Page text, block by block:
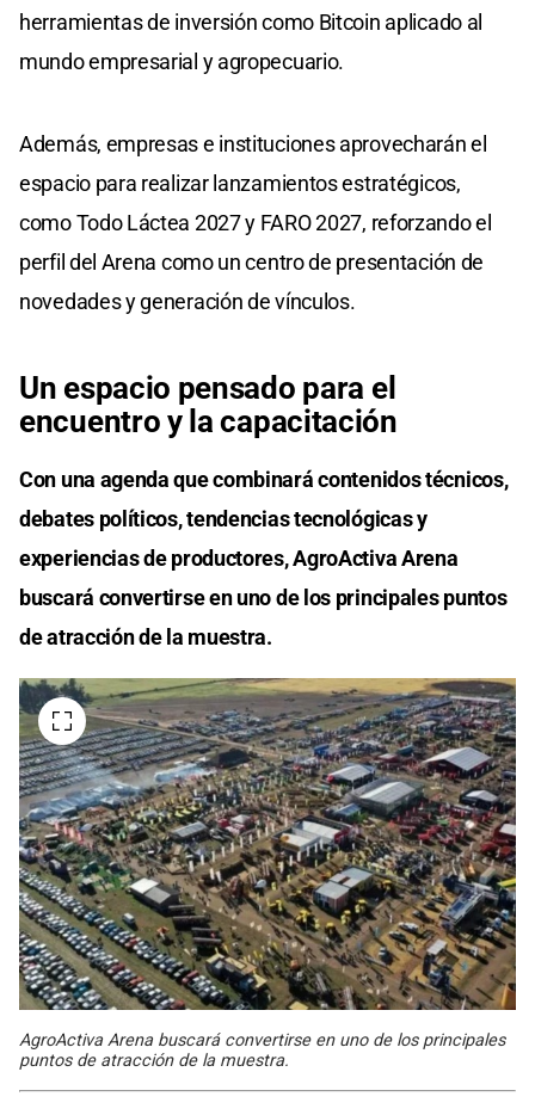
herramientas de inversión como Bitcoin aplicado al
mundo empresarial y agropecuario.
Además, empresas e instituciones aprovecharán el
espacio para realizar lanzamientos estratégicos,
como Todo Láctea 2027 y FARO 2027, reforzando el
perfil del Arena como un centro de presentación de
novedades y generación de vínculos.
Un espacio pensado para el
encuentro y la capacitación
Con una agenda que combinará contenidos técnicos,
debates políticos, tendencias tecnológicas y
experiencias de productores, AgroActiva Arena
buscará convertirse en uno de los principales puntos
de atracción de la muestra.
AgroActiva Arena buscará convertirse en uno de los principales
puntos de atracción de la muestra.